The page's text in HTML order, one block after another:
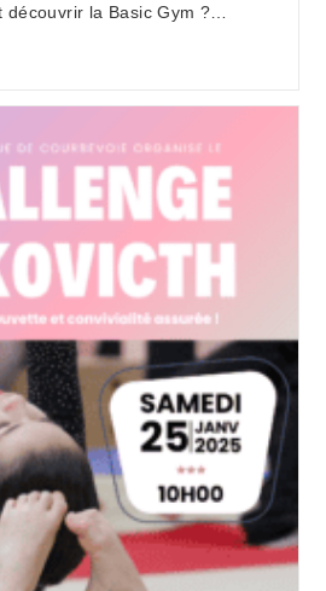
découvrir la Basic Gym ?…